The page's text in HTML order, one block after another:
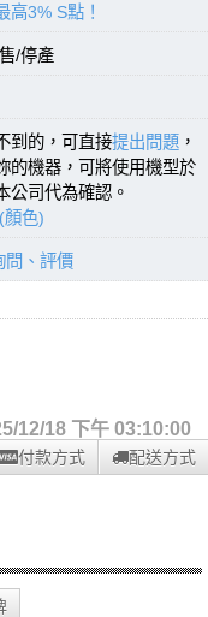
高3% S點！
/停產
到的，可直接提出問題 ，
的機器，可將使用機型於
公司代為確認。
顏色)
問、評價
12/18 下午 03:10:00
付款方式 配送方式